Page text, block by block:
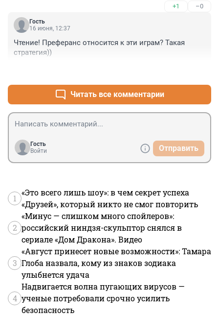
+1 –0
Гость
16 июня, 12:37
Чтение! Преферанс относится к эти играм? Такая
стратегия))
Читать все комментарии
Гость
Войти
Отправить
1
«Это всего лишь шоу»: в чем секрет успеха
«Друзей», который никто не смог повторить
2
«Минус — слишком много спойлеров»:
российский ниндзя-скульптор снялся в
сериале «Дом Дракона». Видео
3
«Август принесет новые возможности»: Тамара
Глоба назвала, кому из знаков зодиака
улыбнется удача
4
Надвигается волна пугающих вирусов —
ученые потребовали срочно усилить
безопасность